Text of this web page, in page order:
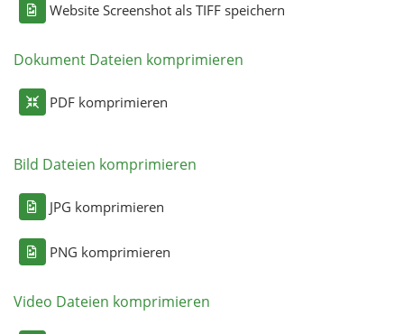
Website Screenshot als TIFF speichern
Dokument Dateien komprimieren
PDF komprimieren
Bild Dateien komprimieren
JPG komprimieren
PNG komprimieren
Video Dateien komprimieren